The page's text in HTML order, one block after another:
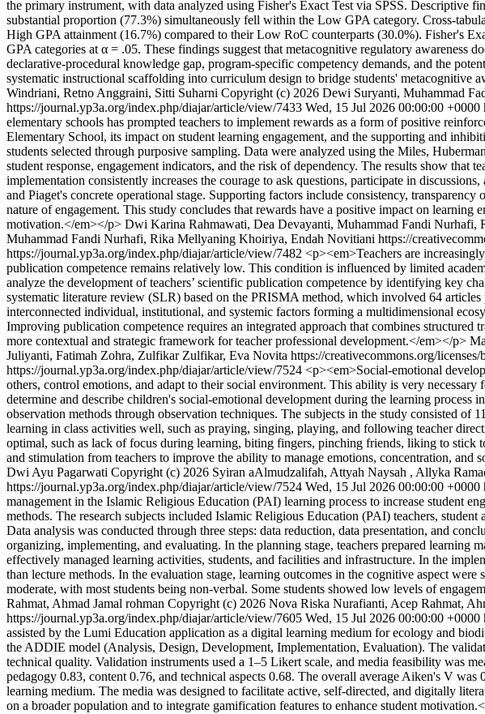
the primary instrument, with data analyzed using Fisher's Exact Test via SPSS. Descriptive
substantial proportion (77.3%) simultaneously fell within the Low GPA category. Cross-
High GPA attainment (16.7%) compared to their Low RoC counterparts (30.0%). Fisher's
GPA categories at α = .05. These findings suggest that metacognitive regulatory awareness
declarative-procedural knowledge gap, program-specific competency demands, and the
systematic instructional scaffolding into curriculum design to bridge students' metacognitive
Windriani, Retno Anggraini, Sitti Suharni Copyright (c) 2026 Dewi Suryanti, Muhammad
https://journal.yp3a.org/index.php/diajar/article/view/7433 Wed, 15 Jul 2026 00:00:00 +0000
elementary schools has prompted teachers to implement rewards as a form of positive
Elementary School, its impact on student learning engagement, and the supporting and
students selected through purposive sampling. Data were analyzed using the Miles,
student response, engagement indicators, and the risk of dependency. The results show that
implementation consistently increases the courage to ask questions, participate in
and Piaget's concrete operational stage. Supporting factors include consistency,
nature of engagement. This study concludes that rewards have a positive impact on
motivation.</em></p> Dwi Karina Rahmawati, Dea Devayanti, Muhammad Fandi
Muhammad Fandi Nurhafi, Rika Mellyaning Khoiriya, Endah Novitiani https://
https://journal.yp3a.org/index.php/diajar/article/view/7482 <p><em>Teachers are
publication competence remains relatively low. This condition is influenced by limited
analyze the development of teachers’ scientific publication competence by identifying key
systematic literature review (SLR) based on the PRISMA method, which involved 64
interconnected individual, institutional, and systemic factors forming a multidimensional
Improving publication competence requires an integrated approach that combines
more contextual and strategic framework for teacher professional development.</em></p>
Juliyanti, Fatimah Zohra, Zulfikar Zulfikar, Eva Novita https://creativecommons.org/licenses/
https://journal.yp3a.org/index.php/diajar/article/view/7524 <p><em>Social-emotional
others, control emotions, and adapt to their social environment. This ability is very
determine and describe children's social-emotional development during the learning
observation methods through observation techniques. The subjects in the study consisted
learning in class activities well, such as praying, singing, playing, and following teacher
optimal, such as lack of focus during learning, biting fingers, pinching friends, liking to stick
and stimulation from teachers to improve the ability to manage emotions, concentration, and
Dwi Ayu Pagarwati Copyright (c) 2026 Syiran aAlmudzalifah, Attyah Naysah , Allyka
https://journal.yp3a.org/index.php/diajar/article/view/7524 Wed, 15 Jul 2026 00:00:00 +0000
management in the Islamic Religious Education (PAI) learning process to increase student
methods. The research subjects included Islamic Religious Education (PAI) teachers,
Data analysis was conducted through three steps: data reduction, data presentation, and
organizing, implementing, and evaluating. In the planning stage, teachers prepared learning
effectively managed learning activities, students, and facilities and infrastructure. In the
than lecture methods. In the evaluation stage, learning outcomes in the cognitive aspect
moderate, with most students being non-verbal. Some students showed low levels of
Rahmat, Ahmad Jamal rohman Copyright (c) 2026 Nova Riska Nurafianti, Acep Rahmat,
https://journal.yp3a.org/index.php/diajar/article/view/7605 Wed, 15 Jul 2026 00:00:00 +0000
assisted by the Lumi Education application as a digital learning medium for ecology and
the ADDIE model (Analysis, Design, Development, Implementation, Evaluation). The
technical quality. Validation instruments used a 1–5 Likert scale, and media feasibility was
pedagogy 0.83, content 0.76, and technical aspects 0.68. The overall average Aiken's V
learning medium. The media was designed to facilitate active, self-directed, and digitally
on a broader population and to integrate gamification features to enhance student